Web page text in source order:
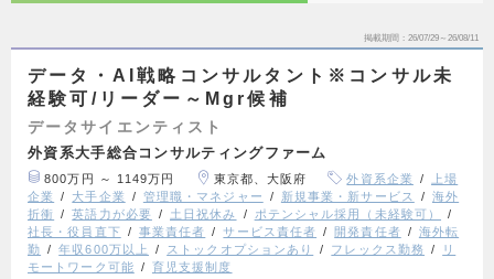
掲載期間 26/07/29～26/08/11
データ・AI戦略コンサルタント※コンサル未
経験可/リーダー～Mgr候補
データサイエンティスト
外資系大手総合コンサルティングファーム
800万円 ～ 1149万円 東京都、大阪府 外資系企業
上場
企業
大手企業 管理職・マネジャー 新規事業・新サービス
海外
折衝
英語力が必要 土日祝休み
ポテンシャル採用（未経験可）
社長・役員直下
事業責任者 サービス責任者 開発責任者
海外転
勤
年収600万以上 ストックオプションあり フレックス勤務
リ
モートワーク可能
育児支援制度